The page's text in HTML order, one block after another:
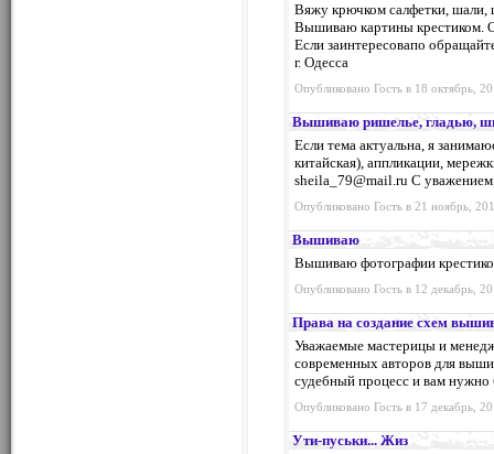
Вяжу крючком салфетки,
Вышиваю картины крестиком.
Если заинтересовапо
г. Одесса
Опубликовано Гость в 18 октябрь,
Вышиваю ришелье, гладью,
Если тема актуальна, я
китайская), аппликации,
sheila_79@mail.ru С уважением,
Опубликовано Гость в 21 ноябрь,
Вышиваю
Вышиваю фотографии
Опубликовано Гость в 12 декабрь,
Права на создание схем
Уважаемые мастерицы и
современных авторов для
судебный процесс и вам нужно
Опубликовано Гость в 17 декабрь,
Ути-пуськи... Жиз